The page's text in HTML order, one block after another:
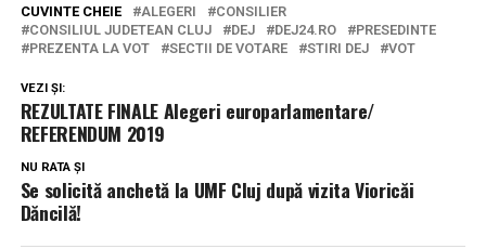
CUVINTE CHEIE ALEGERI
CONSILIER
CONSILIUL JUDETEAN CLUJ
DEJ DEJ24.RO
PRESEDINTE
PREZENTA LA VOT
SECTII DE VOTARE STIRI DEJ VOT
VEZI ȘI:
REZULTATE FINALE Alegeri europarlamentare/
REFERENDUM 2019
NU RATA ȘI
Se solicită anchetă la UMF Cluj după vizita Vioricăi
Dăncilă!